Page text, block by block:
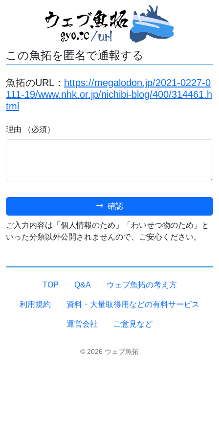
この魚拓を匿名で通報する
魚拓のURL： https://megalodon.jp/2021-0227-0
111-19/www.nhk.or.jp/nichibi-blog/400/314461.h
tml
理由 （必須）
確認
ご入力内容は「個人情報のため」「わいせつ物のため」と
いった分類以外公開されませんので、ご安心ください。
TOP Q&A ウェブ魚拓の考え方
利用規約 資料・大量取得用などの有料サービス
運営会社 ご意見など
© 2026 ウェブ魚拓